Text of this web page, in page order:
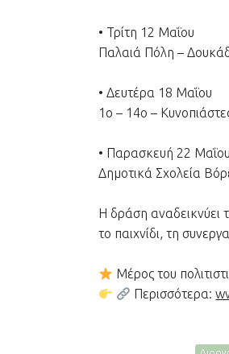
• Τρίτη 12 Μαΐου
Παλαιά Πόλη –
• Δευτέρα 18 Μαΐου
1ο – 14ο –
• Παρασκευή 22 Μαΐου
Δημοτικά Σχολεία
Η δράση αναδεικνύει
το παιχνίδι, τη
Μέρος του
Περισσότερα: